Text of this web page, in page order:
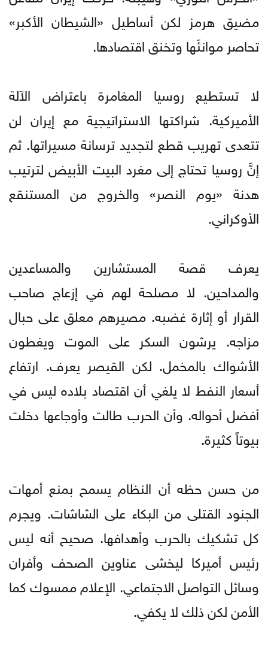
مضيق هرمز لكن أساطيل «الشيطان الأكبر»
تحاصر موانئَها وتخنق اقتصادها.
لا تستطيع روسيا المغامرة باعتراض الآلة
الأميركية. شراكتها الاستراتيجية مع إيران لن
تتعدى تهريب قطع لتجديد ترسانة مسيراتها. ثم
إنَّ روسيا تحتاج إلى مغرد البيت الأبيض لترتيب
هدنة «يوم النصر» والخروج من المستنقع
الأوكراني.
يعرف قصة المستشارين والمساعدين
والمداحين. لا مصلحة لهم في إزعاج صاحب
القرار أو إثارة غضبه. مصيرهم معلق على حبال
مزاجه. يرشون السكر على الموت ويغطون
الأشواك بالمخمل. لكن القيصر يعرف. ارتفاع
أسعار النفط لا يلغي أن اقتصاد بلاده ليس في
أفضل أحواله. وأن الحرب طالت وأوجاعها دخلت
بيوتاً كثيرة.
من حسن حظه أن النظام يسمح بمنع أمهات
الجنود القتلى من البكاء على الشاشات. ويجرم
كل تشكيك بالحرب وأهدافها. صحيح أنه ليس
رئيس أميركا ليخشى عناوين الصحف وأفران
وسائل التواصل الاجتماعي. الإعلام ممسوك كما
الأمن لكن ذلك لا يكفي.